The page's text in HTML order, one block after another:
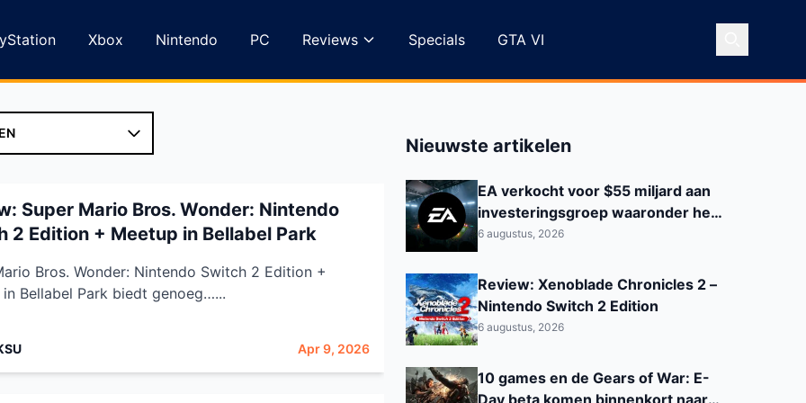
Xbox Nintendo PC Reviews Specials GTA VI
Super Mario Bros. Wonder: Nintendo
2 Edition + Meetup in Bellabel Park
Bros. Wonder: Nintendo Switch 2 Edition +
in Bellabel Park biedt genoeg…...
Apr 9, 2026
Nieuwste artikelen
EA verkocht voor $55 miljard aan
investeringsgroep waaronder het
Saoedi‑Arabisch PIF
6 augustus, 2026
Review: Xenoblade Chronicles 2 –
Nintendo Switch 2 Edition
6 augustus, 2026
10 games en de Gears of War: E-
Day beta komen binnenkort naar